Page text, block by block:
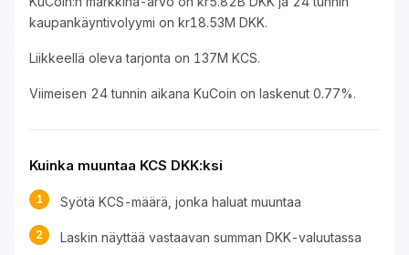
kaupankäyntivolyymi on kr18.53M DKK.
Liikkeellä oleva tarjonta on 137M KCS.
Viimeisen 24 tunnin aikana KuCoin on laskenut 0.77%.
Kuinka muuntaa KCS DKK:ksi
1 Syötä KCS-määrä, jonka haluat muuntaa
2 Laskin näyttää vastaavan summan DKK-valuutassa